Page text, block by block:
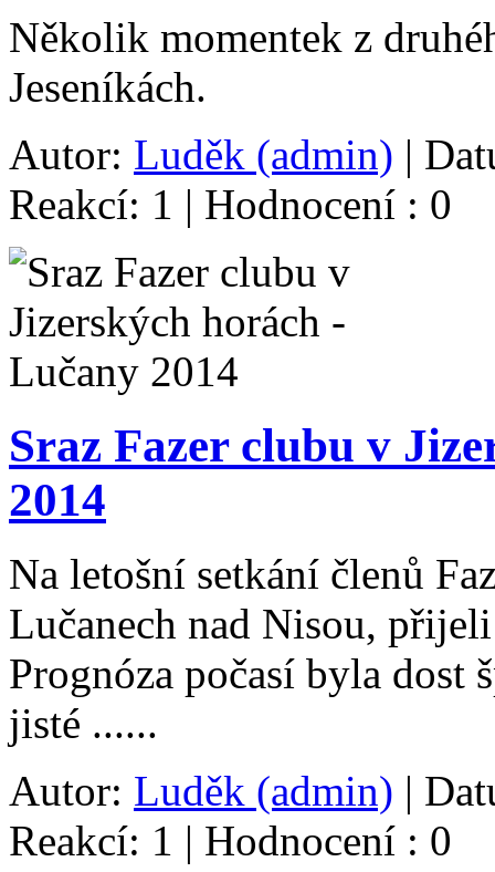
Několik momentek z
Jeseníkách.
Autor: Luděk (admin) |
Reakcí: 1 | Hodnocení : 0
Sraz Fazer clubu v
2014
Na letošní setkání členů
Lučanech nad Nisou,
Prognóza počasí byla dost
jisté ......
Autor: Luděk (admin) |
Reakcí: 1 | Hodnocení : 0